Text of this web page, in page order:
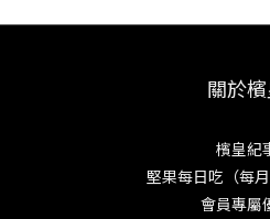
關於
檳皇紀
堅果每日吃（每月
會員專屬